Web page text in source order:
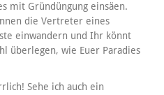
mit Gründüngung einsäen.
die Vertreter eines
einwandern und Ihr könnt
überlegen, wie Euer Paradies
Sehe ich auch ein